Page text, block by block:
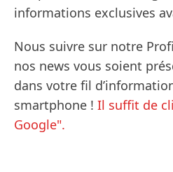
informations exclusives
Nous suivre sur notre
nos news vous soient
dans votre fil
smartphone ! Il suffit de
Google".